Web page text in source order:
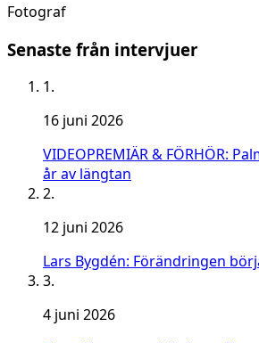
Fotograf
Senaste från intervjuer
1.
16 juni 2026
VIDEOPREMIÄR & FÖRHÖR:
år av längtan
2.
12 juni 2026
Lars Bygdén: Förändringen
3.
4 juni 2026